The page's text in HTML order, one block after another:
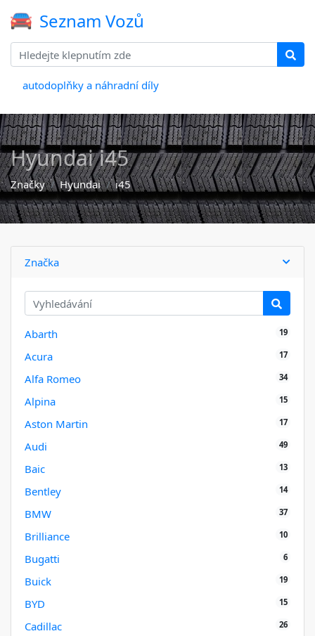
Seznam Vozů
autodoplňky a náhradní díly
Hyundai i45
Značky Hyundai i45
Značka
Abarth 19
Acura 17
Alfa Romeo 34
Alpina 15
Aston Martin 17
Audi 49
Baic 13
Bentley 14
BMW 37
Brilliance 10
Bugatti 6
Buick 19
BYD 15
Cadillac 26